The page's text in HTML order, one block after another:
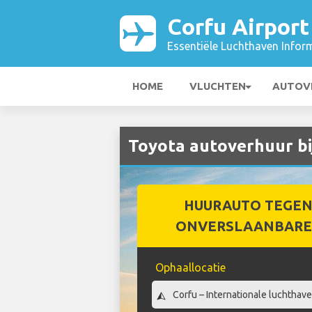
Corfu Airport
Essentiële Luchthaven
HOME VLUCHTEN
Toyota autoverhuur
HUURAUTO
Ophaallocatie